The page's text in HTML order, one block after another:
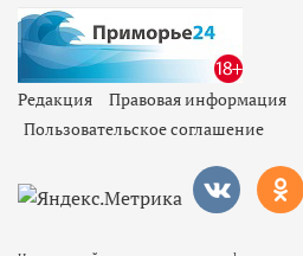
Редакция Правовая информация
Пользовательское соглашение